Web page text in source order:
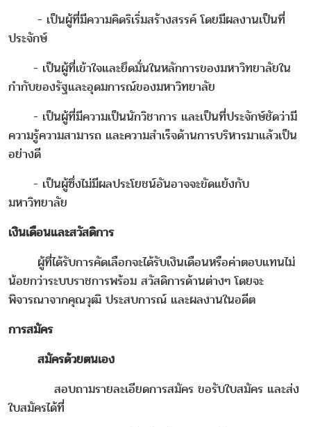
- เป็นผู้ที่มีความคิดริเริ่มสร้างสรรค์ โดยมีผลงานเป็นที่
ประจักษ์
- เป็นผู้ที่เข้าใจและยึดมั่นในหลักการของมหาวิทยาลัยใน
กำกับของรัฐและอุดมการณ์ของมหาวิทยาลัย
- เป็นผู้ที่มีความเป็นนักวิชาการ และเป็นที่ประจักษ์ชัดว่ามี
ความรู้ความสามารถ และความสำเร็จด้านการบริหารมาแล้วเป็น
อย่างดี
- เป็นผู้ซึ่งไม่มีผลประโยชน์อันอาจจะขัดแย้งกับ
มหาวิทยาลัย
เงินเดือนและสวัสดิการ
ผู้ที่ได้รับการคัดเลือกจะได้รับเงินเดือนหรือค่าตอบแทนไม่
น้อยกว่าระบบราชการพร้อม สวัสดิการด้านต่างๆ โดยจะ
พิจารณาจากคุณวุฒิ ประสบการณ์ และผลงานในอดีต
การสมัคร
สมัครด้วยตนเอง
สอบถามรายละเอียดการสมัคร ขอรับใบสมัคร และส่ง
ใบสมัครได้ที่